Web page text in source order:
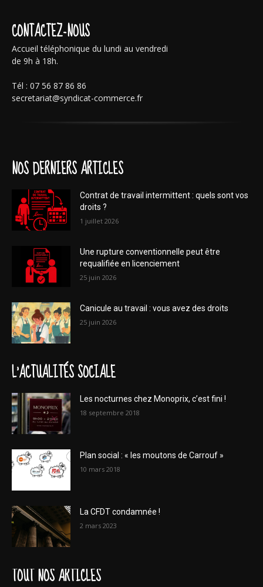
CONTACTEZ-NOUS
Accueil téléphonique du lundi au vendredi
de 9h à 18h.
Tél : 07 56 87 86 86
secretariat@syndicat-commerce.fr
NOS DERNIERS ARTICLES
Contrat de travail intermittent : quels sont vos
droits ?
1 juillet 2026
Une rupture conventionnelle peut être
requalifiée en licenciement
25 juin 2026
Canicule au travail : vous avez des droits
25 juin 2026
L'ACTUALITÉS SOCIALE
Les nocturnes chez Monoprix, c’est fini !
18 septembre 2018
Plan social : « les moutons de Carrouf »
10 mars 2018
La CFDT condamnée !
2 mars 2023
TOUT NOS ARTICLES